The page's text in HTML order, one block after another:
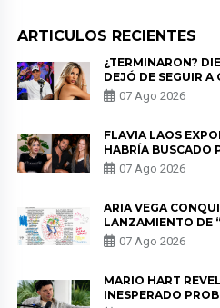
ARTICULOS RECIENTES
¿TERMINARON?
DEJÓ DE SEGUIR A
HERRERA Y
DE PÓDCAST
07 Ago 2026
FLAVIA LAOS
HABRÍA BUSCADO
HEREDIA CON ALE
DE LAS PARTES
07 Ago 2026
ARIA VEGA
LANZAMIENTO DE
07 Ago 2026
MARIO HART
INESPERADO